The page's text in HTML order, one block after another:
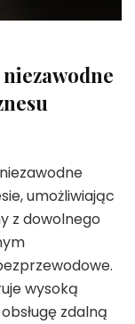
umożliwiając
z dowolnego
wysoką
zdalną